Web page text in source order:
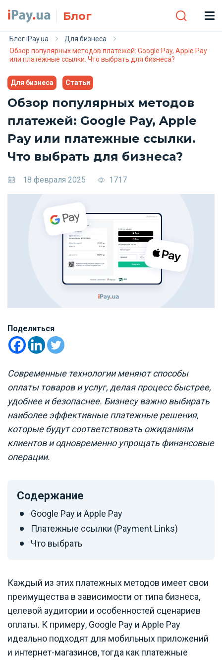
Блог
Блог iPay.ua
Для бизнеса
Обзор популярных методов платежей: Google Pay, Apple Pay
или платежные ссылки. Что выбрать для бизнеса?
Для бизнеса Статьи
Обзор популярных методов
платежей: Google Pay, Apple
Pay или платежные ссылки.
Что выбрать для бизнеса?
18 февраля 2025 1717
Поделиться
Современные технологии меняют способы
оплаты товаров и услуг, делая процесс быстрее,
удобнее и безопаснее. Бизнесу важно выбирать
наиболее эффективные платежные решения,
которые будут соответствовать ожиданиям
клиентов и одновременно упрощать финансовые
операции.
Содержание
Google Pay и Apple Pay
Платежные ссылки (Payment Links)
Что выбрать
Каждый из этих платежных методов имеет свои
преимущества в зависимости от типа бизнеса,
целевой аудитории и особенностей сценариев
оплаты. К примеру, Google Pay и Apple Pay
идеально подходят для мобильных приложений
и интернет-магазинов, тогда как платежные